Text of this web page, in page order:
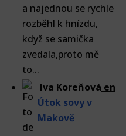
a najednou se rychle
rozběhl k hnízdu,
když se samička
zvedala,proto mě
to...
Iva Koreňová en
Útok sovy v
Makově